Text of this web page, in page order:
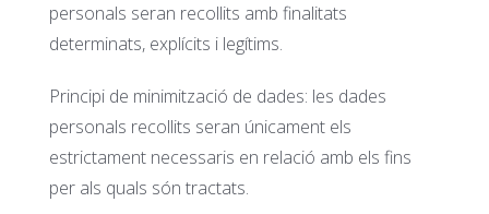
personals seran recollits amb finalitats
determinats, explícits i legítims.
Principi de minimització de dades: les dades
personals recollits seran únicament els
estrictament necessaris en relació amb els fins
per als quals són tractats.